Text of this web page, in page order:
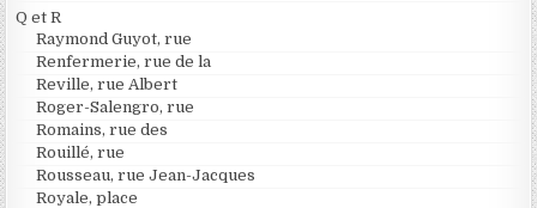
Q et R
Raymond Guyot, rue
Renfermerie, rue de la
Reville, rue Albert
Roger-Salengro, rue
Romains, rue des
Rouillé, rue
Rousseau, rue Jean-Jacques
Royale, place